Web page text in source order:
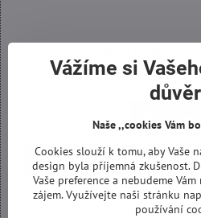
Přejete si načíst
Povolit
Povolit a zapamatovat - souhlas
Otevřít obsah v
Vážíme si
Naše ,,cookies Vám
Cookies slouží k tomu, aby Vaše
design byla příjemná zkušenost.
Vaše preference a nebudeme
zájem. Využívejte naši stránku
používání